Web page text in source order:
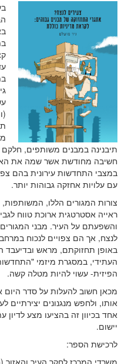
תיבנינה במבנים משותפים,
חשיבה מחודשת אשר שמה את
במצבי התחדשות עירונית בהם
עם עלויות אחזקה גבוהות יותר.
צורות המגורים הללו,
ראייה אסטרטגית ארוכת טווח
והשפעתם על העיר. מבני
לנצח, אך הם צפויים לנכוח
באופן תחזוקתם, מראש ובדיעבד
העתידי, במסגרת מיזמי
הפיזית- עשוי להיות מטלה קשה.
מכאן חשוב להעלות על סדר
אותו, ולחפש מנגנונים יצירתיים
אחד בכיוון זה בהציעו מצע לדיון
יישום.
לרכישת הספר: